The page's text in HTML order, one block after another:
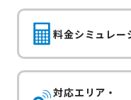
料金シミュレー
対応エリア・